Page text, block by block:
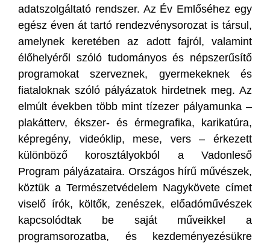
adatszolgáltató rendszer. Az Év Emlőséhez egy
egész éven át tartó rendezvénysorozat is társul,
amelynek keretében az adott fajról, valamint
élőhelyéről szóló tudományos és népszerűsítő
programokat szerveznek, gyermekeknek és
fiataloknak szóló pályázatok hirdetnek meg. Az
elmúlt években több mint tízezer pályamunka –
plakátterv, ékszer- és érmegrafika, karikatúra,
képregény, videóklip, mese, vers – érkezett
különböző korosztályokból a Vadonleső
Program pályázataira. Országos hírű művészek,
köztük a Természetvédelem Nagykövete címet
viselő írók, költők, zenészek, előadóművészek
kapcsolódtak be saját műveikkel a
programsorozatba, és kezdeményezésükre